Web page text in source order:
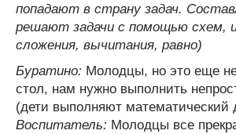
попадают в страну задач.
решают задачи с помощью схем,
сложения, вычитания, равно)
Буратино: Молодцы, но это еще
стол, нам нужно выполнить
(дети выполняют математический
Воспитатель: Молодцы все